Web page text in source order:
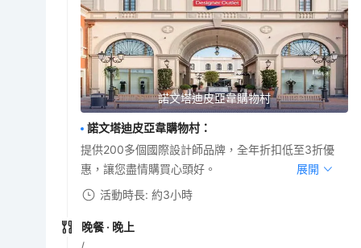
諾文塔迪皮亞韋購物村
諾文塔迪皮亞韋購物村 ：
提供200多個國際設計師品牌，全年折扣低至3折優
惠，讓您盡情購買心頭好。
展開
活動時長: 約3小時
晚餐 · 晚上